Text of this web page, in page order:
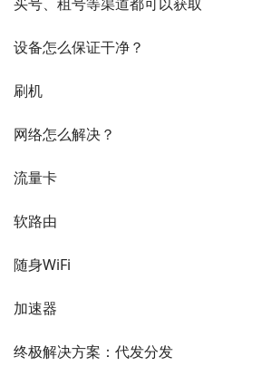
设备怎么保证干净？
刷机
网络怎么解决？
流量卡
软路由
随身WiFi
加速器
终极解决方案：代发分发